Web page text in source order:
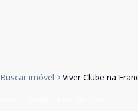
Buscar imóvel Viver Clube na